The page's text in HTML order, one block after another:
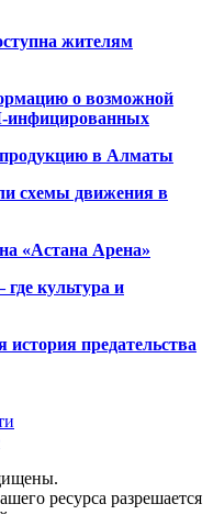
жителям
о возможной
инфицированных
продукцию в Алматы
схемы движения в
«Астана Арена»
культура и
предательства
ресурса разрешается